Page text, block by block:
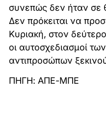
συνεπώς δεν ήταν σε
Δεν πρόκειται να
Κυριακή, στον
οι αυτοσχεδιασμοί
αντιπροσώπων
ΠΗΓΗ: ΑΠΕ-ΜΠΕ